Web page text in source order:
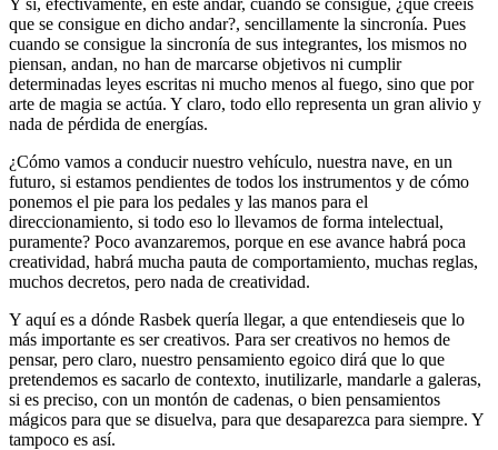
que se consigue en dicho andar?, sencillamente la sincronía. Pues
cuando se consigue la sincronía de sus integrantes, los mismos no
piensan, andan, no han de marcarse objetivos ni cumplir
determinadas leyes escritas ni mucho menos al fuego, sino que por
arte de magia se actúa. Y claro, todo ello representa un gran alivio y
nada de pérdida de energías.
¿Cómo vamos a conducir nuestro vehículo, nuestra nave, en un
futuro, si estamos pendientes de todos los instrumentos y de cómo
ponemos el pie para los pedales y las manos para el
direccionamiento, si todo eso lo llevamos de forma intelectual,
puramente? Poco avanzaremos, porque en ese avance habrá poca
creatividad, habrá mucha pauta de comportamiento, muchas reglas,
muchos decretos, pero nada de creatividad.
Y aquí es a dónde Rasbek quería llegar, a que entendieseis que lo
más importante es ser creativos. Para ser creativos no hemos de
pensar, pero claro, nuestro pensamiento egoico dirá que lo que
pretendemos es sacarlo de contexto, inutilizarle, mandarle a galeras,
si es preciso, con un montón de cadenas, o bien pensamientos
mágicos para que se disuelva, para que desaparezca para siempre. Y
tampoco es así.